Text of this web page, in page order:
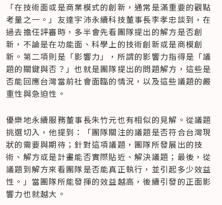
「在技術面或是商業模式的創新，通常是滿重要的觀點
考量之一。」友達宇沛永續科技董事長李孝忠談到，在
過去擔任評審時，多半會先看團隊提出的解方是否創
新，不論是在功能面、科學上的技術創新或是商模創
新。第二項則是「影響力」，所謂的影響力指得是「議
題的關鍵與否？」也就是團隊提出的問題解方，這些是
否能回應台灣當前社會面臨的情況，以及這些議題的嚴
重性與急迫性。
優樂地永續服務董事長朱竹元也有相似的見解。從議題
挑選切入，他提到：「團隊關注的議題是否符合台灣現
狀的需要與期待；針對這項議題，團隊所發展出的技
術、解方或是計畫能否實際貼近、解決議題；最後，從
議題到解方來看團隊是否能真正執行，並引起多少效益
性。」當團隊所能發揮的效益越高，後續引發的正面影
響力也就越大。